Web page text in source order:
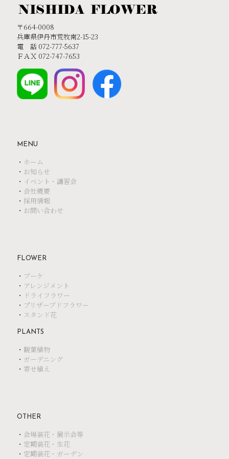
〒664-0008
兵庫県伊丹市荒牧南2-15-23
電 話 072-777-5637
ＦＡＸ 072-747-7653
MENU
・ ホーム
・ お知らせ
・ イベント・講習会
・ 会社概要
・ 採用情報
・ お問い合わせ
FLOWER
・ ブーケ
・ アレンジメント
・ ドライフラワー
・ プリザーブドフラワー
・ スタンド花
PLANTS
・ 観葉植物
・ ガーデニング
・ 寄せ植え
OTHER
・ 会場装花・展示会等
・ 定期装花・生花
・ 定期装花・ガーデン